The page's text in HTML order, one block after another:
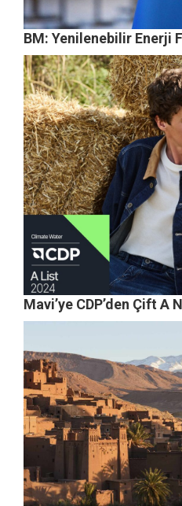
BM: Yenilenebilir Enerji
Mavi’ye CDP’den Çift A